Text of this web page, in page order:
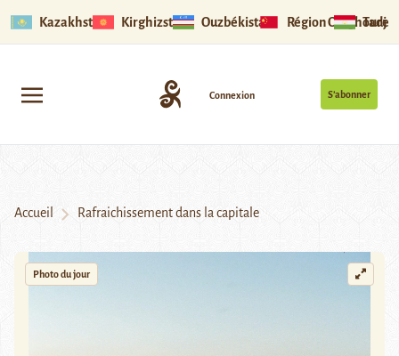
Kazakhstan Kirghizstan Ouzbékistan Région Ouïghoure
S’abonner
Connexion
Accueil Rafraichissement dans la capitale
Photo du jour